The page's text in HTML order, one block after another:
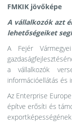
FMKIK jövőképe
A vállalkozók azt
lehetőségeiket
A Fejér
a vállalkozók
információellátás és
Az Enterprise
építve erősíti és